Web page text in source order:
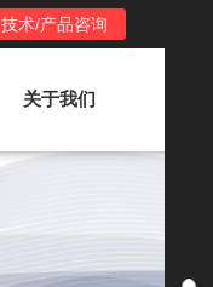
技术/产品咨询
关于我们